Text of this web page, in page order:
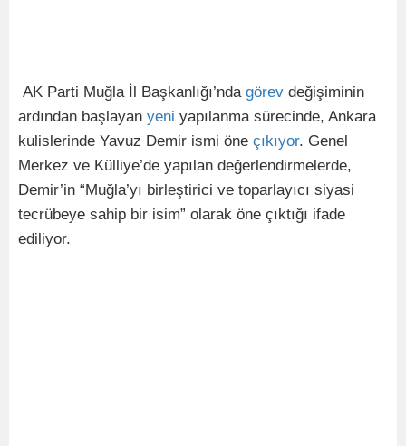
AK Parti Muğla İl Başkanlığı’nda görev değişiminin
ardından başlayan yeni yapılanma sürecinde, Ankara
kulislerinde Yavuz Demir ismi öne çıkıyor. Genel
Merkez ve Külliye’de yapılan değerlendirmelerde,
Demir’in “Muğla’yı birleştirici ve toparlayıcı siyasi
tecrübeye sahip bir isim” olarak öne çıktığı ifade
ediliyor.